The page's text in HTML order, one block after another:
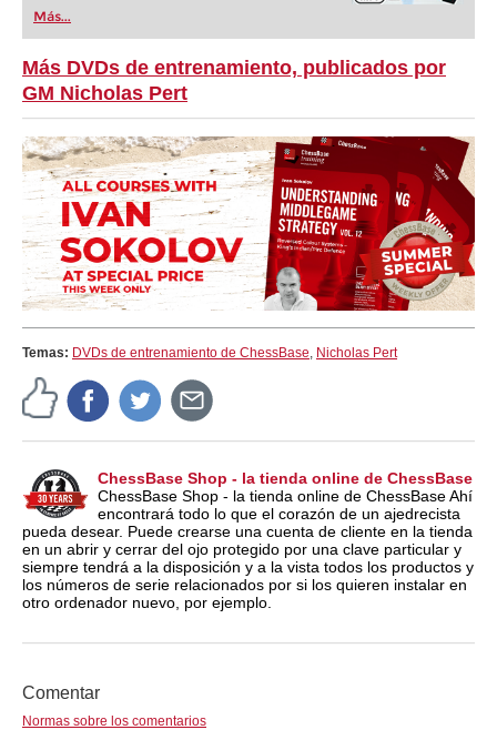
Más...
Más DVDs de entrenamiento, publicados por
GM Nicholas Pert
Temas: DVDs de entrenamiento de ChessBase, Nicholas Pert
ChessBase Shop - la tienda online de ChessBase
ChessBase Shop - la tienda online de ChessBase Ahí
encontrará todo lo que el corazón de un ajedrecista
pueda desear. Puede crearse una cuenta de cliente en la tienda
en un abrir y cerrar del ojo protegido por una clave particular y
siempre tendrá a la disposición y a la vista todos los productos y
los números de serie relacionados por si los quieren instalar en
otro ordenador nuevo, por ejemplo.
Comentar
Normas sobre los comentarios